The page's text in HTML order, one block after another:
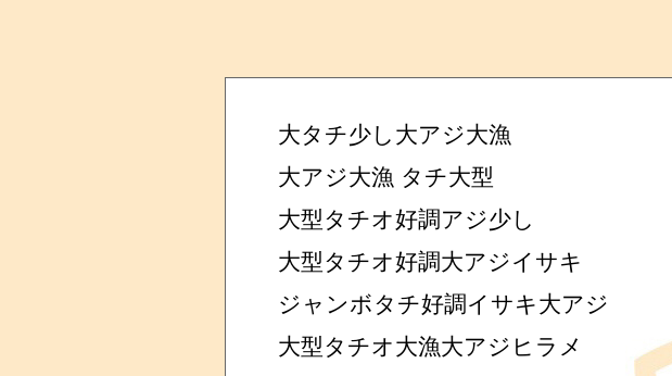
大タチ少し大アジ大漁
大アジ大漁 タチ大型
大型タチオ好調アジ少し
大型タチオ好調大アジイサキ
ジャンボタチ好調イサキ大アジ
大型タチオ大漁大アジヒラメ